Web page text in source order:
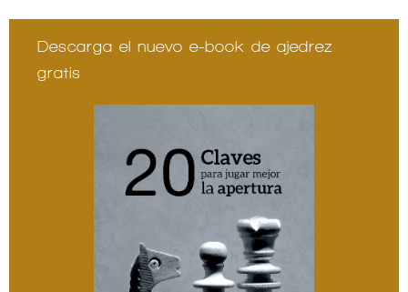
Descarga el nuevo e-book de ajedrez
gratis